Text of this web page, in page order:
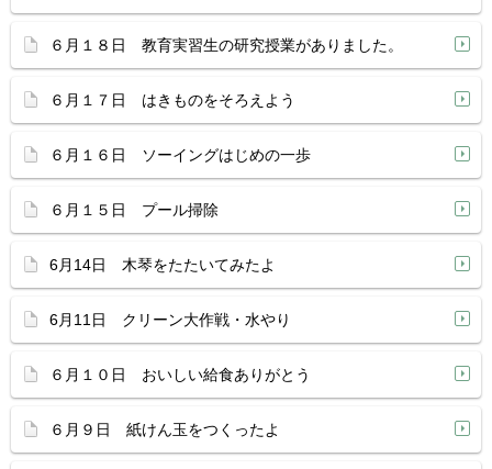
６月１８日 教育実習生の研究授業がありました。
６月１７日 はきものをそろえよう
６月１６日 ソーイングはじめの一歩
６月１５日 プール掃除
6月14日 木琴をたたいてみたよ
6月11日 クリーン大作戦・水やり
６月１０日 おいしい給食ありがとう
６月９日 紙けん玉をつくったよ